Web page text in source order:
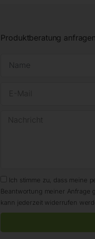
Produktberatung anfragen
Ich stimme zu, dass meine
Beantwortung meiner Anfrage
kann jederzeit widerrufen